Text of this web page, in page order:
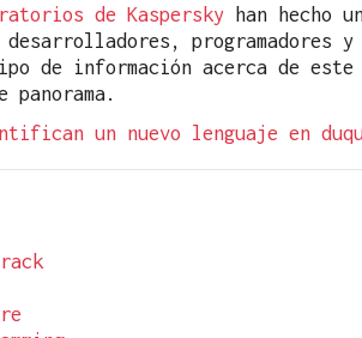
de Kaspersky han hecho
desarrolladores,
de información acerca de este
un nuevo lenguaje en